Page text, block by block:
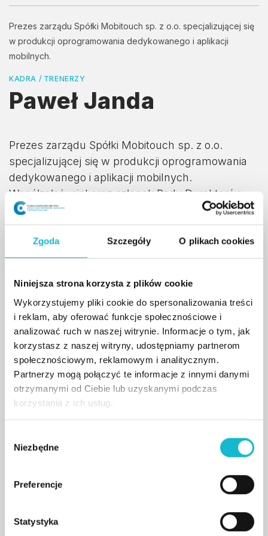
Zgoda Szczegóły O plikach cookies
Niniejsza strona korzysta z plików cookie
Wykorzystujemy pliki cookie do spersonalizowania treści
i reklam, aby oferować funkcje społecznościowe i
analizować ruch w naszej witrynie. Informacje o tym, jak
korzystasz z naszej witryny, udostępniamy partnerom
społecznościowym, reklamowym i analitycznym.
Partnerzy mogą połączyć te informacje z innymi danymi
otrzymanymi od Ciebie lub uzyskanymi podczas
korzystania z ich usług.
Niezbędne
Preferencje
Statystyka
Prezes zarządu Spółki Mobitouch sp. z o.o. specjalizującej się
w produkcji oprogramowania dedykowanego i aplikacji
mobilnych.
KADRA / TRENERZY
Paweł Janda
Prezes zarządu Spółki Mobitouch sp. z o.o.
specjalizującej się w produkcji oprogramowania
dedykowanego i aplikacji mobilnych.
Współzałożyciel oraz członek Rady Dyrektorów
Organizacji Pracodawców Usług IT (SoDA), która
zrzesza prawie 200 liczących się podmiotów z
branży IT i jest największą tego typu instytucją w
Polsce.
Pierwsze doświadczenie zawodowe zdobywał
jako programista, szybko obierając drogę
przedsiębiorcy. Obecnie odpowiedzialny jest za
określanie kierunku rozwoju firmy, pozyskiwanie
kluczowych klientów oraz partnerów, a także
budowanie relacji z otoczeniem biznesowym. Od
kilku edycji jest członkiem kapituły konkursowej
Mobile Trends Awards – najważniejszej imprezy
Podkarpackie na EXPO w Dubaju, gdzie wygłaszał
prelekcje o Rozszerzonej Rzeczywistości oraz brał
nowych technologii. Kilkanaście lat doświadczenia